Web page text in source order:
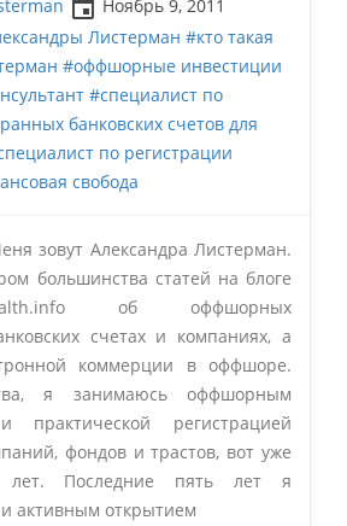
insert_invitation Ноябрь 9, 2011
Листерман #кто такая
#оффшорные инвестиции
#специалист по
банковских счетов для
по регистрации
свобода
зовут Александра Листерман.
большинства статей на блоге
об оффшорных
счетах и компаниях, а
коммерции в оффшоре.
я занимаюсь оффшорным
практической регистрацией
фондов и трастов, вот уже
лет. Последние пять лет я
активным открытием